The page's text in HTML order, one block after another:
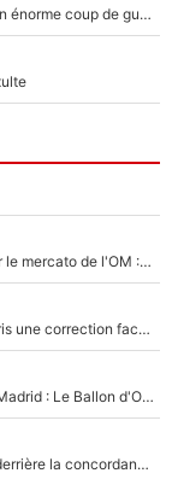
Victime de racisme contre Murray, Kyrgios pousse un énorme coup de gueule !
Medina, Rulli, Paixao... ça part dans tous les sens sur le mercato de l'OM : Frank McCourt va enfin récupérer l'argent qu'il attend ?
Sans Ousmane Dembélé et Désiré Doué, le PSG a pris une correction face à Majorque : Luis Enrique attend avec impatience des renforts !
Coup de théâtre en Espagne, Rodri va trahir le Real Madrid : Le Ballon d'Or a choisi de signer au FC Barcelone !
Mercato Analyse : Vincius Jr-Diomandé, la logique derrière la concordance des temps